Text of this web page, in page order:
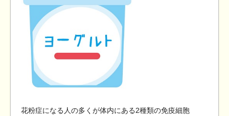
花粉症になる人の多くが体内にある2種類の免疫細胞